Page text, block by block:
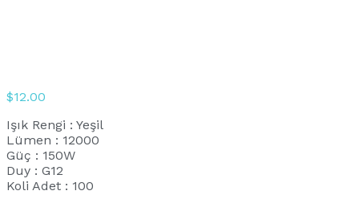
$12.00
Işık Rengi : Yeşil
Lümen : 12000
Güç : 150W
Duy : G12
Koli Adet : 100